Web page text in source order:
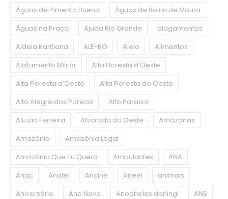
Águas de Pimenta Bueno
Águas de Rolim de Moura
Águas na Praça
Ajuda Rio Grande
alagamentos
Aldeia Karitiana
ALE-RO Alelo
Alimentos
Alistamento Militar
Alta Floresta d'Oeste
Alta Floresta d’Oeste
Alta Floresta do Oeste
Alto Alegre dos Parecis
Alto Paraíso
Aluízio Ferreira
Alvorada do Oeste
Amazonas
Amazônia
Amazônia Legal
Amazônia Que Eu Quero
Ambulantes
ANA
Anac
Anatel Ancine Aneel
animais
Aniversário
Ano Novo Anopheles darlingi
ANS